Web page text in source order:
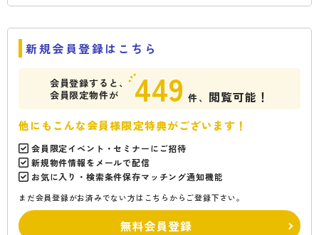
新規会員登録はこちら
会員登録すると、
会員限定物件が
449 件、 閲覧可能！
他にもこんな会員様限定特典がございます！
会員限定イベント・セミナーにご招待
新規物件情報をメールで配信
お気に入り・検索条件保存マッチング通知機能
まだ会員登録がお済みでない方はこちらからご登録下さい。
無料会員登録